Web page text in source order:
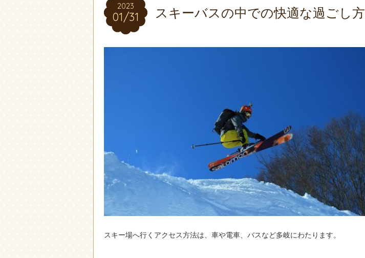
2023
01/31
2023
01/31 スキーバスの中での快適な過ごし方
スキー場へ行くアクセス方法は、車や電車、バスなど多岐にわたります。